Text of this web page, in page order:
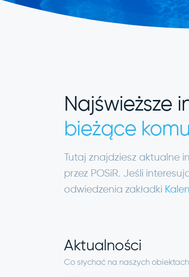
Najświeższe
bieżące
Tutaj znajdziesz aktualne
przez POSiR. Jeśli
odwiedzenia zakładki
Aktualności
Co słychać na naszych